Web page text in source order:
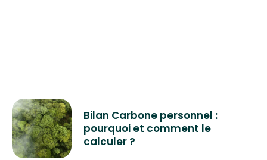
Bilan Carbone personnel :
pourquoi et comment le
calculer ?